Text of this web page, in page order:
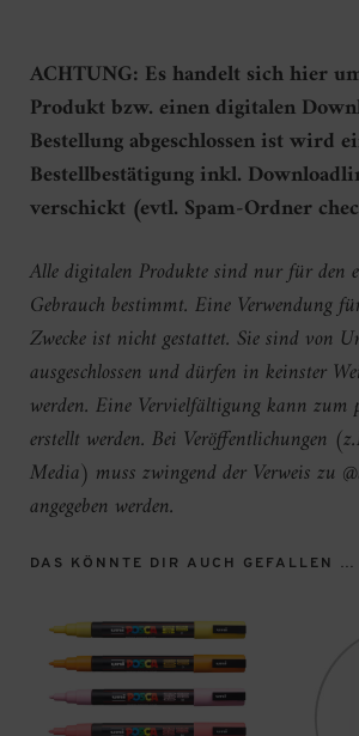
ACHTUNG: Es handelt sich hier
Produkt bzw. einen digitalen
Bestellung abgeschlossen ist wird
Bestellbestätigung inkl.
verschickt (evtl. Spam-Ordner
Alle digitalen Produkte sind nur für den
Gebrauch bestimmt. Eine Verwendung
Zwecke ist nicht gestattet. Sie sind von
ausgeschlossen und dürfen in keinster
werden. Eine Vervielfältigung kann zum
erstellt werden. Bei Veröffentlichungen
Media) muss zwingend der Verweis zu
angegeben werden.
DAS KÖNNTE DIR AUCH GEFALLEN …